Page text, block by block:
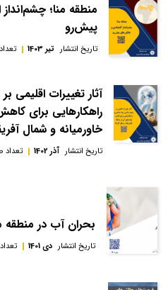
منطقه منا؛
پیش‌رو
تاریخ انتشار تیر 1403
آثار تغییرات اقلیمی
راهکارهایی برای
خاورمیانه و شمال
تاریخ انتشار آذر 1402
بحران آب در منطقه
تاریخ انتشار دی 1401